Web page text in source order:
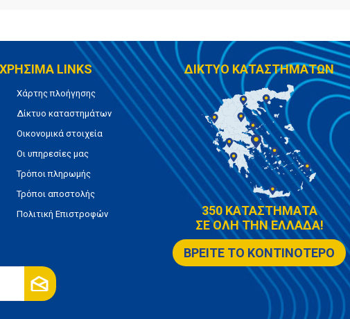
ΧΡΗΣΙΜΑ LINKS
Χάρτης πλοήγησης
Δίκτυο καταστημάτων
Οικονομικά στοιχεία
Οι υπηρεσίες μας
Τρόποι πληρωμής
Τρόποι αποστολής
Πολιτική Επιστροφών
ΔΙΚΤΥΟ ΚΑΤΑΣΤΗΜΑΤΩΝ
350 ΚΑΤΑΣΤΗΜΑΤΑ
ΣΕ ΟΛΗ ΤΗΝ ΕΛΛΑΔΑ!
ΒΡΕΙΤΕ ΤΟ ΚΟΝΤΙΝΟΤΕΡΟ